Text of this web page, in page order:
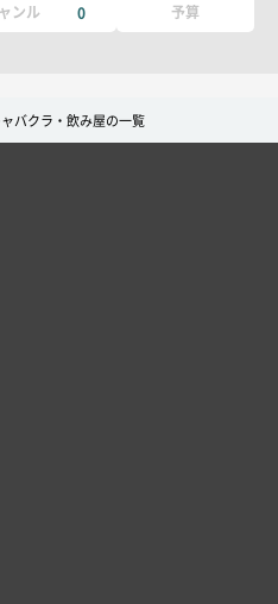
ンル 0 予算
バクラ・飲み屋の一覧